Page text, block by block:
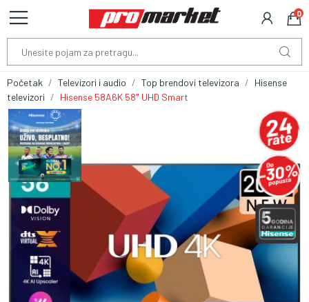
0
Početak Televizori i audio Top brendovi televizora
Hisense
televizori
Hisense 58A6K 58" UHD Smart